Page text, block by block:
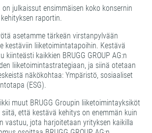
on julkaissut ensimmäisen koko konsernin
raportin.
asetamme tärkeän virstanpylvään
kestäviin liiketoimintatapoihin. Kestävä
kiinteästi kaikkien BRUGG GROUP AG:n
liiketoimintastrategiaan, ja siinä otetaan
näkökohtaa: Ympäristö, sosiaaliset
(ESG).
muut BRUGG Groupin liiketoimintayksiköt
että kestävä kehitys on enemmän kuin
vastuu, jota harjoitetaan yrityksen kaikilla